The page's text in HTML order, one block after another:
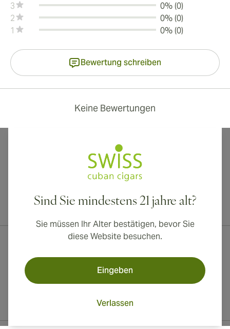
3
0% (0)
2
0% (0)
1
0% (0)
Bewertung schreiben
Keine Bewertungen
Sind Sie mindestens 21 jahre alt?
Sie müssen Ihr Alter bestätigen, bevor Sie
diese Website besuchen.
Eingeben
Verlassen
Internationaler Versand nach Kanada, Vereinigtes Königreich und